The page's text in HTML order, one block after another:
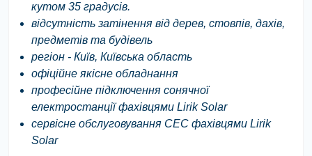
кутом 35 градусів.
відсутність затінення від дерев, стовпів, дахів,
предметів та будівель
регіон - Київ, Київська область
офіційне якісне обладнання
професійне підключення сонячної
електростанції фахівцями Lirik Solar
cервісне обслуговування СЕС фахівцями Lirik
Solar